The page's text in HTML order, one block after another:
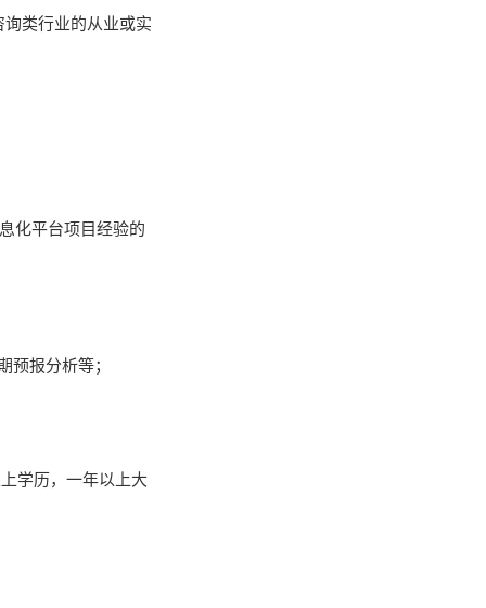
类行业的从业或实
化平台项目经验的
预报分析等；
学历，一年以上大